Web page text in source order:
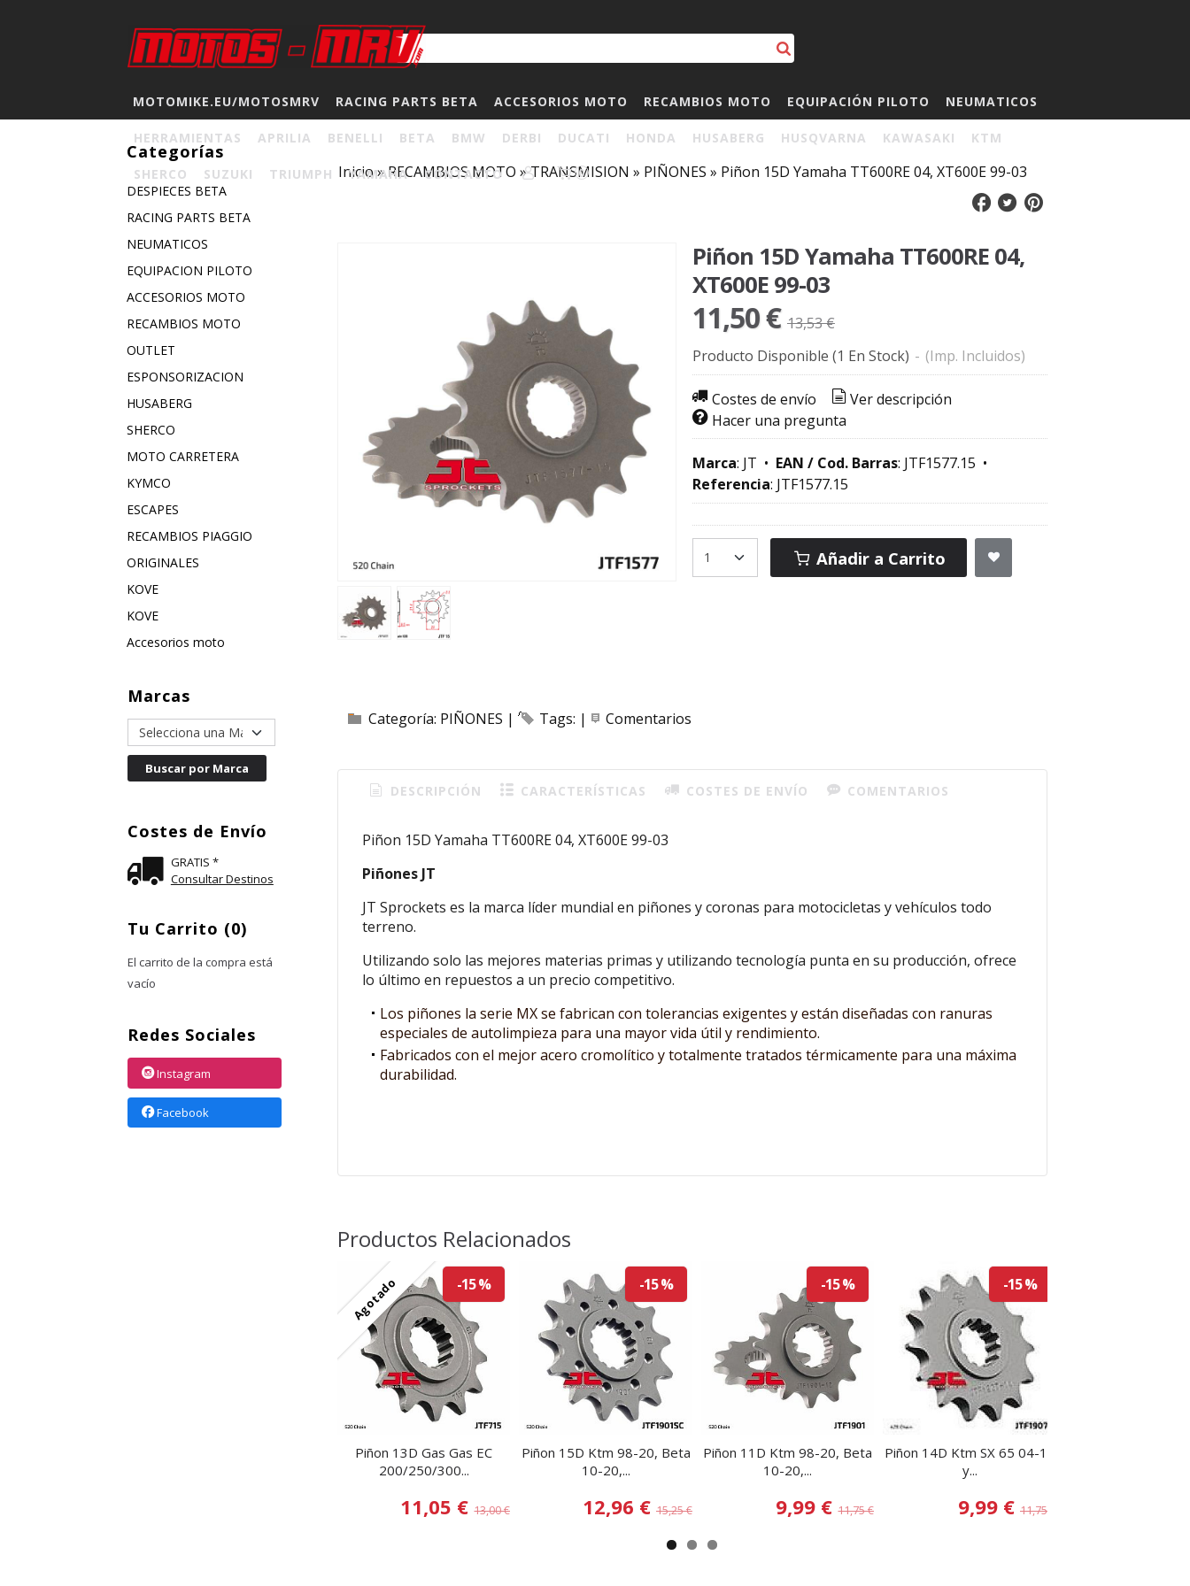
MOTOMIKE.EU/MOTOSMRV RACING PARTS BETA ACCESORIOS MOTO RECAMBIOS MOTO EQUIPACIÓN PILOTO NEUMATICOS
HERRAMIENTAS APRILIA BENELLI BETA BMW DERBI DUCATI HONDA HUSABERG HUSQVARNA KAWASAKI KTM
SHERCO SUZUKI TRIUMPH YAMAHA CONTACTO 0
Categorías
DESPIECES BETA
RACING PARTS BETA
NEUMATICOS
EQUIPACION PILOTO
ACCESORIOS MOTO
RECAMBIOS MOTO
OUTLET
ESPONSORIZACION
HUSABERG
SHERCO
MOTO CARRETERA
KYMCO
ESCAPES
RECAMBIOS PIAGGIO
ORIGINALES
KOVE
KOVE
Accesorios moto
Marcas
Costes de Envío
GRATIS *
Consultar Destinos
Tu Carrito (0)
El carrito de la compra está
vacío
Redes Sociales
Instagram
Facebook
Inicio»RECAMBIOS MOTO »TRANSMISION » PIÑONES » Piñon 15D Yamaha TT600RE 04, XT600E 99-03
Piñon 15D Yamaha TT600RE 04,
XT600E 99-03
11,50 € 13,53 €
Producto Disponible (1 En Stock) - (Imp. Incluidos)
Costes de envío
Ver descripción
Hacer una pregunta
Marca: JT • EAN / Cod. Barras: JTF1577.15 •
Referencia: JTF1577.15
Añadir a Carrito
Categoría: PIÑONES | Tags: | Comentarios
DESCRIPCIÓN CARACTERÍSTICAS COSTES DE ENVÍO COMENTARIOS
Piñon 15D Yamaha TT600RE 04, XT600E 99-03
Piñones JT
JT Sprockets es la marca líder mundial en piñones y coronas para motocicletas y vehículos todo
terreno.
Utilizando solo las mejores materias primas y utilizando tecnología punta en su producción, ofrece
lo último en repuestos a un precio competitivo.
Los piñones la serie MX se fabrican con tolerancias exigentes y están diseñadas con ranuras
especiales de autolimpieza para una mayor vida útil y rendimiento.
Fabricados con el mejor acero cromolítico y totalmente tratados térmicamente para una máxima
durabilidad.
Productos Relacionados
Agotado -15 %
Piñon 13D Gas Gas EC
200/250/300...
11,05 €13,00 €
-15 %
Piñon 15D Ktm 98-20, Beta
10-20,...
12,96 € 15,25 €
-15 %
Piñon 11D Ktm 98-20, Beta
10-20,...
9,99 €11,75 €
-15 %
Piñon 14D Ktm SX 65 04-17
y...
9,99 € 11,75 €